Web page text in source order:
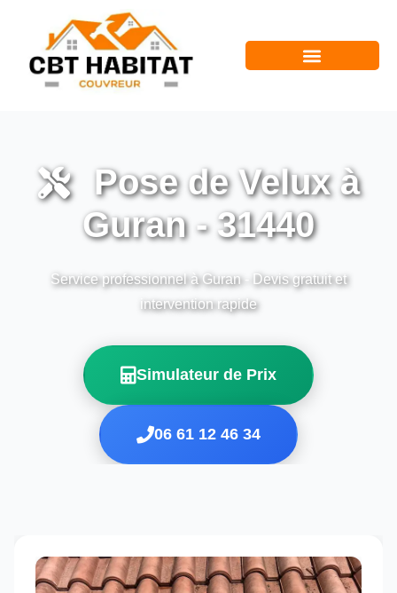
Pose de Velux à
Guran - 31440
Service professionnel à Guran - Devis gratuit et
intervention rapide
Simulateur de Prix
06 61 12 46 34